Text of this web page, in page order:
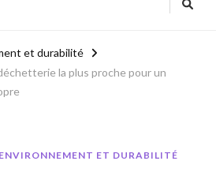
et durabilité
la plus proche pour un
ENVIRONNEMENT ET DURABILITÉ